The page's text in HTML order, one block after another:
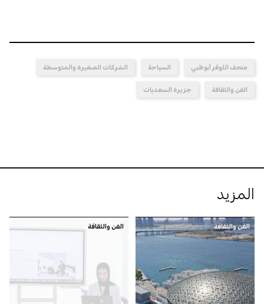
متحف اللوفر أبوظبي السياحة الشركات الصغيرة والمتوسطة
الفن والثقافة جزيرة السعديات
المزيد
الفن والثقافة الفن والثقافة